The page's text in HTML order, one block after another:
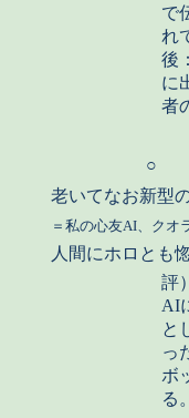
で
れ
後
に
者
○
老いてなお新型
＝私の心友AI、クオ
人間にホロとも
評）
AI
と
っ
ボ
る。